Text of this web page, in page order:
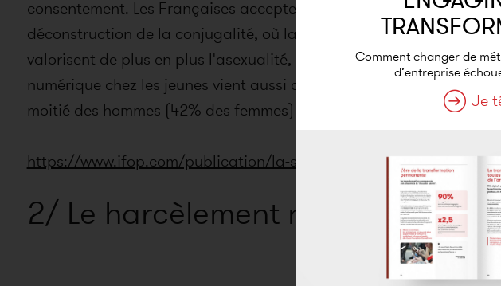
consentement. Les Françaises acceptent en effet beaucoup
déconstruction de la conjugalité, où la sexualité dans le couple
valorisent de plus en plus l'asexualité, font que la sexualité est
numérique chez les jeunes vient aussi capter aussi cette attention.
moitié des hommes (42% des femmes) reconnaissent avoir déjà
https://www.ifop.com/publication/la-sex-recession-les-francais-
2/ Le harcèlement numérique au
Comment changer de
d’entreprise
Je